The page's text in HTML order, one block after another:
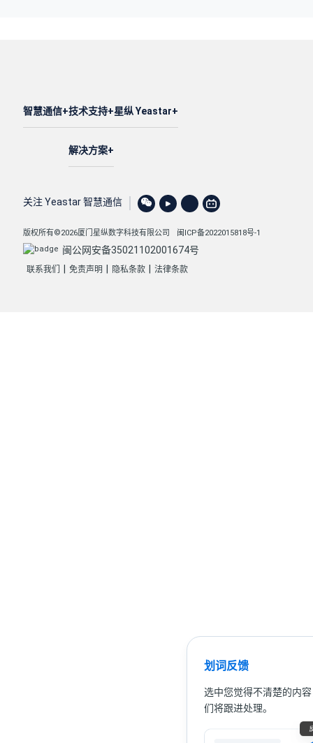
划词反馈
选中您觉得不清楚的内
们将跟进处理。
智慧通信 技术支持
解决方案
星纵 Yeastar
关注 Yeastar 智慧通信
版权所有©2026厦门星纵数字科技有限公司 闽ICP备2022015818号-1
闽公网安备35021102001674号
联系我们 免责声明 隐私条款 法律条款